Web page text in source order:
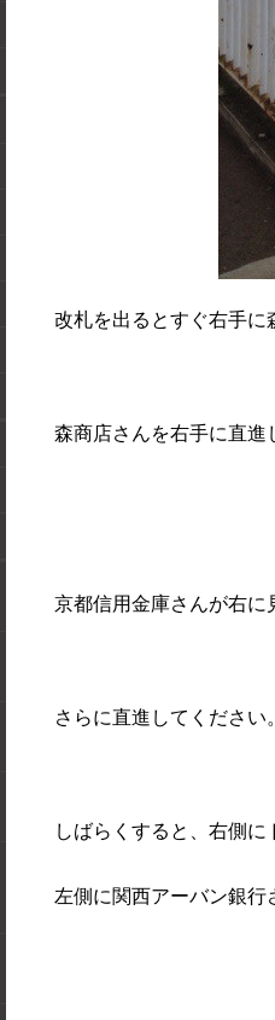
改札を出るとすぐ右手に
森商店さんを右手に直進
京都信用金庫さんが右に
さらに直進してください
しばらくすると、右側に
左側に関西アーバン銀行